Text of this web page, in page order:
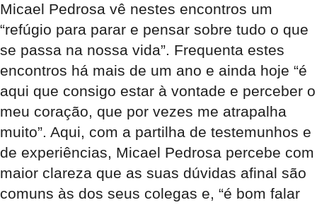
Micael Pedrosa vê nestes encontros um
“refúgio para parar e pensar sobre tudo o que
se passa na nossa vida”. Frequenta estes
encontros há mais de um ano e ainda hoje “é
aqui que consigo estar à vontade e perceber o
meu coração, que por vezes me atrapalha
muito”. Aqui, com a partilha de testemunhos e
de experiências, Micael Pedrosa percebe com
maior clareza que as suas dúvidas afinal são
comuns às dos seus colegas e, “é bom falar